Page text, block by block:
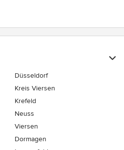
Düsseldorf
Kreis Viersen
Krefeld
Neuss
Viersen
Dormagen